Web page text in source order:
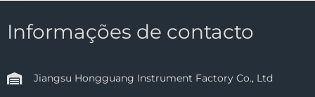
Informações de contacto
Jiangsu Hongguang Instrument Factory Co., Ltd